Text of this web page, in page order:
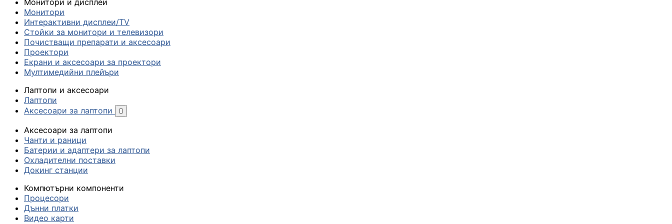
Монитори
Интерактивни дисплеи/TV
Стойки за монитори и телевизори
Почистващи препарати и аксесоари
Проектори
Екрани и аксесоари за проектори
Мултимедийни плейъри
Лаптопи и аксесоари
Лаптопи
Аксесоари за лаптопи

Аксесоари за лаптопи
Чанти и раници
Батерии и адаптери за лаптопи
Охладителни поставки
Докинг станции
Компютърни компоненти
Процесори
Дънни платки
Видео карти